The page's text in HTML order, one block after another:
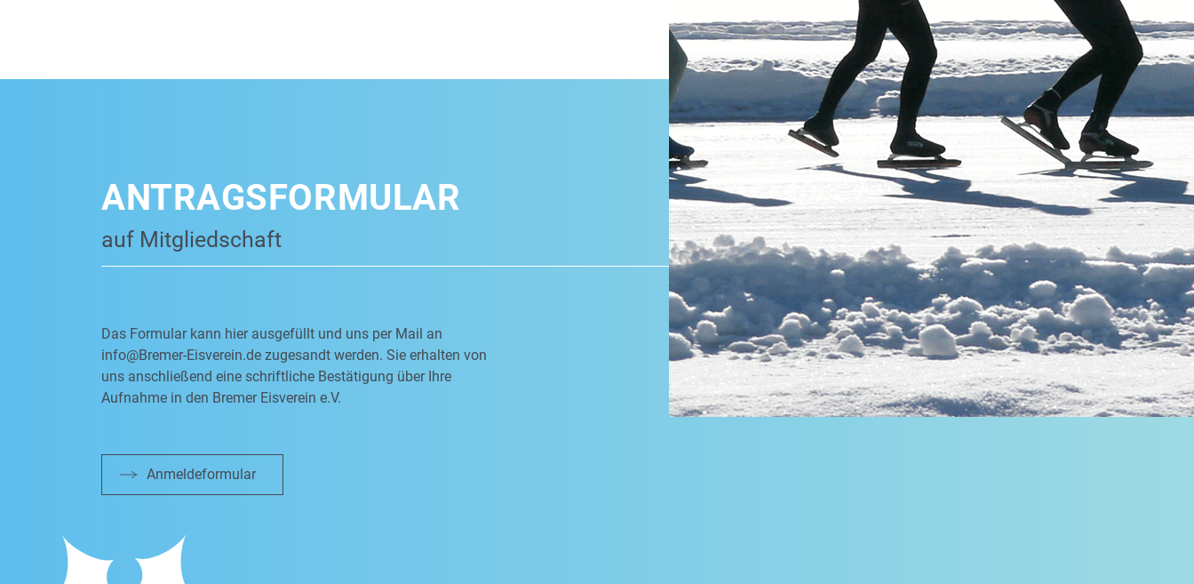
ANTRAGSFORMULAR
auf Mitgliedschaft
Das Formular kann hier ausgefüllt und uns per Mail an
info@Bremer-Eisverein.dezugesandt werden. Sie erhalten von
uns anschließend eine schriftliche Bestätigung über Ihre
Aufnahme in den Bremer Eisverein e.V.
Anmeldeformular